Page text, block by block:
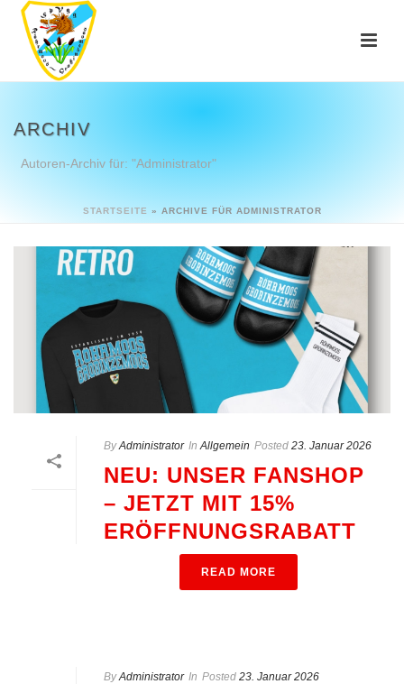
ARCHIV
Autoren-Archiv für: "Administrator"
STARTSEITE » ARCHIVE FÜR ADMINISTRATOR
By Administrator In Allgemein Posted 23. Januar 2026
NEU: UNSER FANSHOP
– JETZT MIT 15%
ERÖFFNUNGSRABATT
READ MORE
By Administrator In Posted 23. Januar 2026